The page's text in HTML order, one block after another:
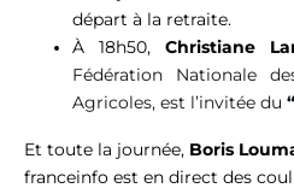
départ à la retraite.
À
18h50, Christiane
Fédération Nationale
Agricoles, est l’invitée du
Et toute la journée, Boris
franceinfo est en direct des